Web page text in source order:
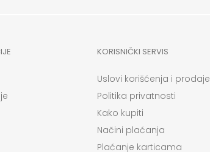
KORISNIČKI SERVIS
Uslovi korišćenja i prodaje
Politika privatnosti
Kako kupiti
Načini plaćanja
Plaćanje karticama